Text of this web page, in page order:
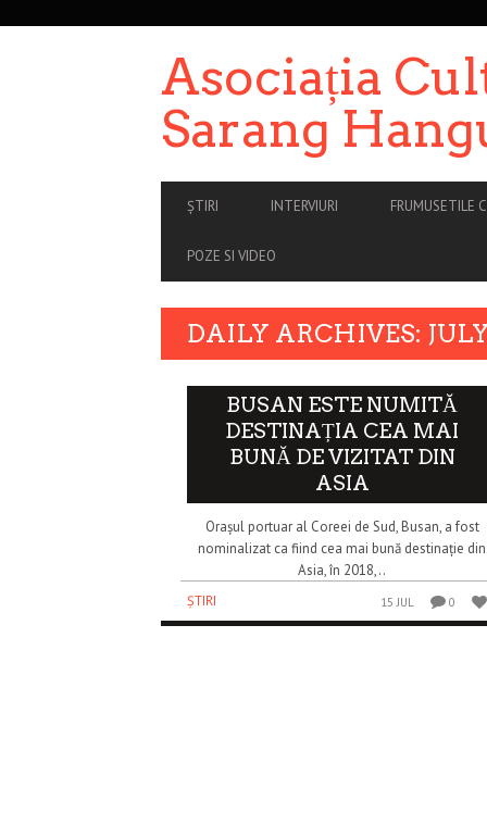
Asociația
Sarang
PRIMARY
NAVIGATION
ȘTIRI INTERVIURI FRUMUSETILE
POZE SI VIDEO
DAILY ARCHIVES: JULY
BUSAN ESTE NUMITĂ
DESTINAȚIA CEA MAI
BUNĂ DE VIZITAT DIN
ASIA
Orașul portuar al Coreei de Sud, Busan, a fost
nominalizat ca fiind cea mai bună destinație din
Asia, în 2018,..
ȘTIRI
15 JUL 0